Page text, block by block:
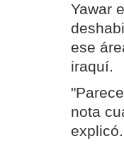
Yawar
ese
iraquí.
nota
explicó.